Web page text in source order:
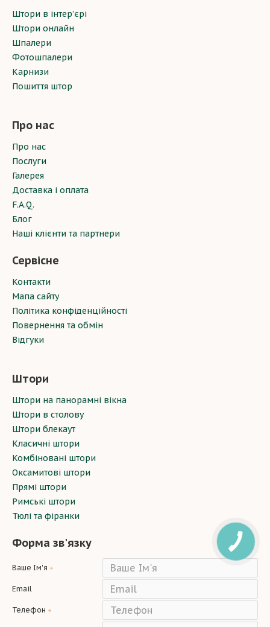
Штори в інтер’єрі
Штори онлайн
Шпалери
Фотошпалери
Карнизи
Пошиття штор
Про нас
Про нас
Послуги
Галерея
Доставка і оплата
F.A.Q.
Блог
Наші клієнти та партнери
Сервісне
Контакти
Мапа сайту
Політика конфіденційності
Повернення та обмін
Відгуки
Штори
Штори на панорамні вікна
Штори в столову
Штори блекаут
Класичні штори
Комбіновані штори
Оксамитові штори
Прямі штори
Римські штори
Тюлі та фіранки
Форма зв'язку
Ваше Ім'я
Email
Телефон